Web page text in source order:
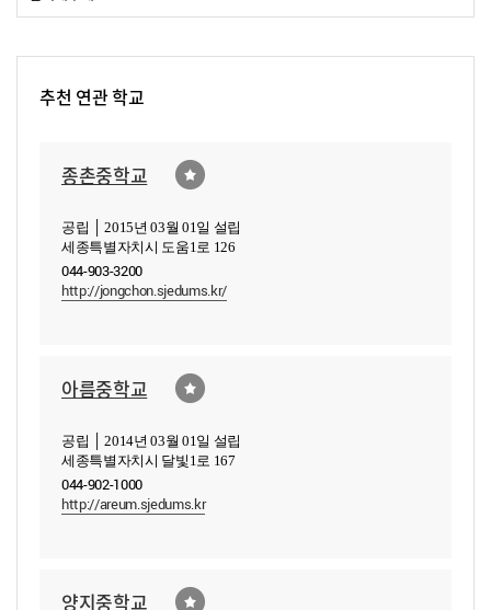
추천 연관 학교
종촌중학교
공립 │ 2015년 03월 01일 설립
세종특별자치시 도움1로 126
044-903-3200
http://jongchon.sjedums.kr/
아름중학교
공립 │ 2014년 03월 01일 설립
세종특별자치시 달빛1로 167
044-902-1000
http://areum.sjedums.kr
양지중학교